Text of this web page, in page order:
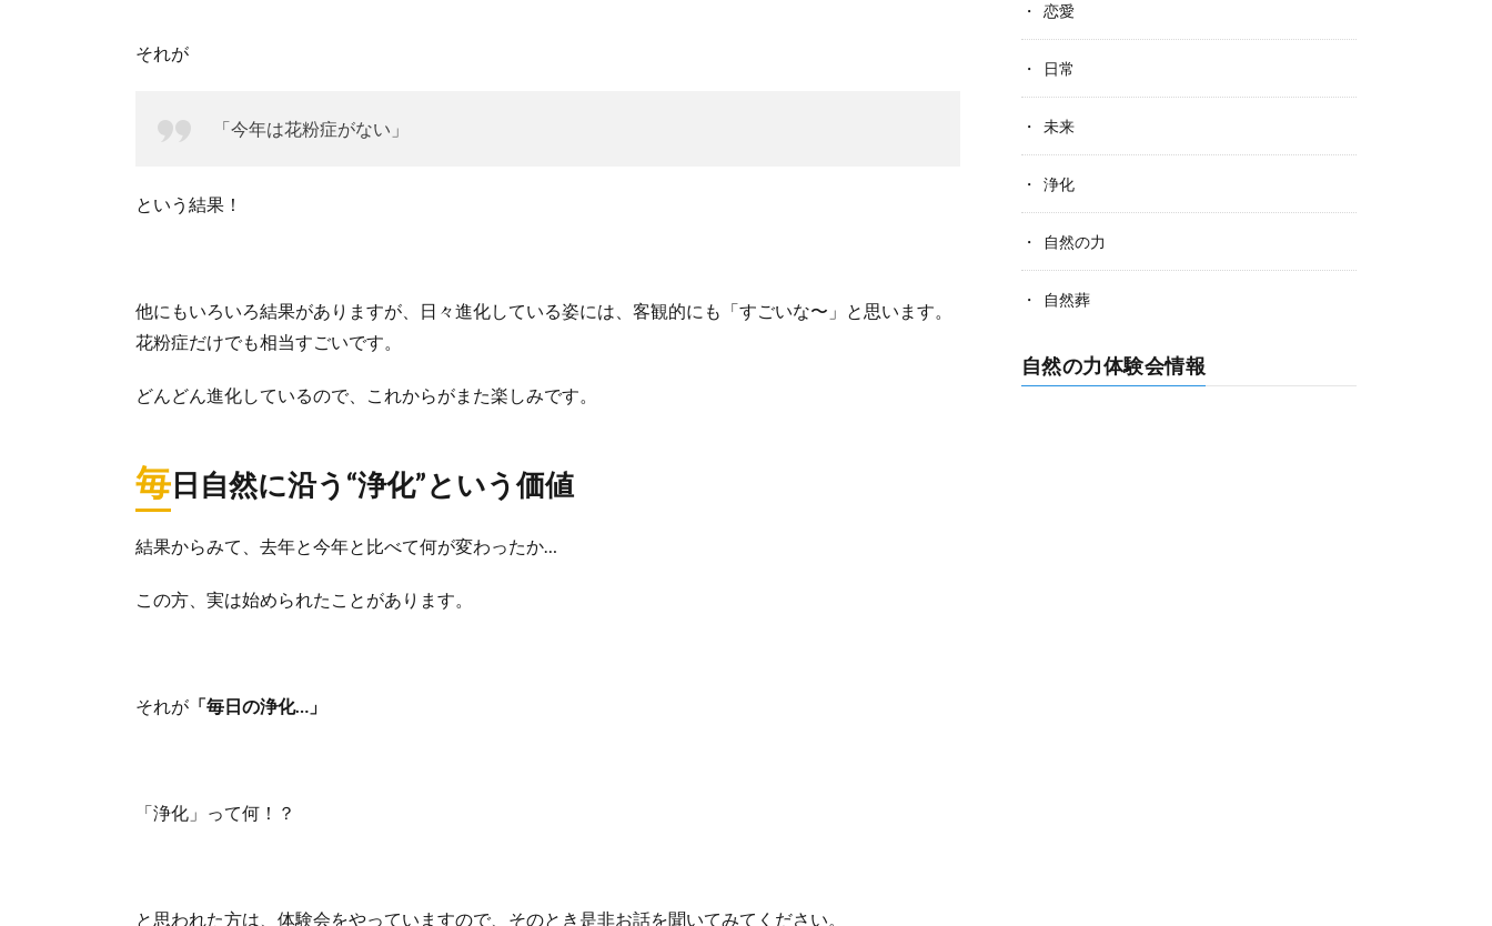
それが
「今年は花粉症がない」
という結果！
他にもいろいろ結果がありますが、日々進化している姿には、客観的にも「すごいな〜」と思います。
花粉症だけでも相当すごいです。
どんどん進化しているので、これからがまた楽しみです。
毎日自然に沿う“浄化”という価値
結果からみて、去年と今年と比べて何が変わったか…
この方、実は始められたことがあります。
それが 「毎日の浄化…」
「浄化」って何！？
と思われた方は、体験会をやっていますので、そのとき是非お話を聞いてみてください。
恋愛
日常
未来
浄化
自然の力
自然葬
自然の力体験会情報